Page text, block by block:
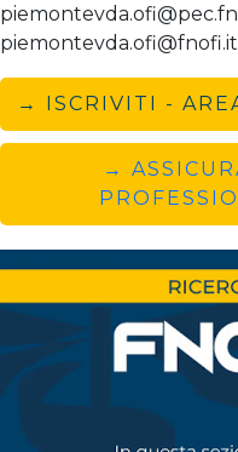
piemontevda.ofi@fnofi.it
→ ISCRIVITI -
→